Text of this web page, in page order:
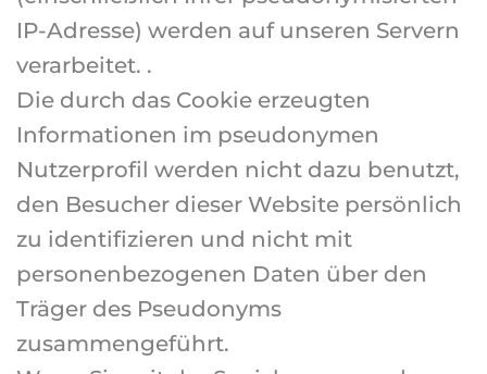
IP-Adresse) werden auf unseren Servern
verarbeitet. .
Die durch das Cookie erzeugten
Informationen im pseudonymen
Nutzerprofil werden nicht dazu benutzt,
den Besucher dieser Website persönlich
zu identifizieren und nicht mit
personenbezogenen Daten über den
Träger des Pseudonyms
zusammengeführt.